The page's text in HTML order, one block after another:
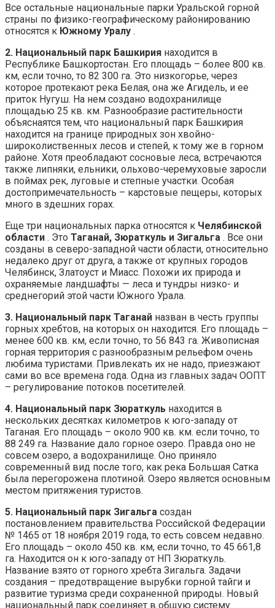
Все остальные национальные парки Уральской горной
страны по физико-географическому районированию
относятся к Южному Уралу .
2. Национальный парк Башкирия находится в
Республике Башкортостан. Его площадь – более 800 кв.
км, если точно, то 82 300 га. Это низкогорье, через
которое протекают река Белая, она же Агидель, и ее
приток Нугуш. На нем создано водохранилище
площадью 25 кв. км. Разнообразие растительности
объяснаятся тем, что национальный парк Башкирия
находится на границе природных зон хвойно-
широколиственных лесов и степей, к тому же в горном
районе. Хотя преобладают сосновые леса, встречаются
также липняки, ельники, ольхово-черемуховые заросли
в поймах рек, луговые и степные участки. Особая
достопримечательность – карстовые пещеры, которых
много в здешних горах.
Еще три национальных парка относятся к Челябинской
области . Это Таганай, Зюраткуль и Зигальга . Все они
созданы в северо-западной части области, относительно
недалеко друг от друга, а также от крупных городов
Челябинск, Златоуст и Миасс. Похожи их природа и
охраняемые ландшафты — леса и тундры низко- и
среднегорий этой части Южного Урала.
3. Национальный парк Таганай назван в честь группы
горных хребтов, на которых он находится. Его площадь –
менее 600 кв. км, если точно, то 56 843 га. Живописная
горная территория с разнообразным рельефом очень
любима туристами. Привлекать их не надо, приезжают
сами во все времена года. Одна из главных задач ООПТ
– регулирование потоков посетителей.
4. Национальный парк Зюраткуль находится в
нескольких десятках километров к юго-западу от
Таганая. Его площадь – около 900 кв. км. если точно, то
88 249 га. Название дало горное озеро. Правда оно не
совсем озеро, а водохранилище. Оно приняло
современный вид после того, как река Большая Сатка
была перегорожена плотиной. Озеро является основным
местом притяжения туристов.
5. Национальный парк Зигальга создан
постановлением правительства Российской Федерации
№ 1465 от 18 ноября 2019 года, то есть совсем недавно.
Его площадь – около 450 кв. км, если точно, то 45 661,8
га. Находится он к юго-западу от НП Зюраткуль.
Название взято от горного хребта Зигальга. Задачи
создания – предотвращение вырубки горной тайги и
развитие туризма среди сохраненной природы. Новый
национальный парк соединяет в общую систему